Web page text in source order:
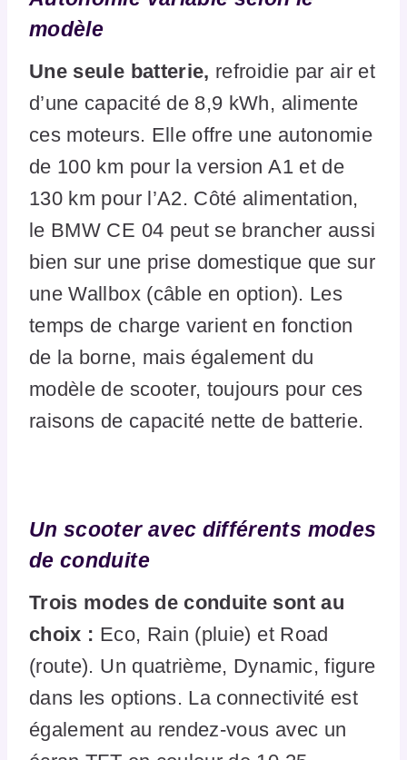
modèle
Une seule batterie, refroidie par air et
d’une capacité de 8,9 kWh, alimente
ces moteurs. Elle offre une autonomie
de 100 km pour la version A1 et de
130 km pour l’A2. Côté alimentation,
le BMW CE 04 peut se brancher aussi
bien sur une prise domestique que sur
une Wallbox (câble en option). Les
temps de charge varient en fonction
de la borne, mais également du
modèle de scooter, toujours pour ces
raisons de capacité nette de batterie.
Un scooter avec différents modes
de conduite
Trois modes de conduite sont au
choix : Eco, Rain (pluie) et Road
(route). Un quatrième, Dynamic, figure
dans les options. La connectivité est
également au rendez-vous avec un